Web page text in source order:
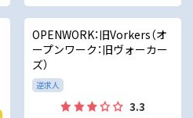
OPENWORK：旧Vorkers（オ
ープンワーク：旧ヴォーカー
ズ）
逆求人
3.3